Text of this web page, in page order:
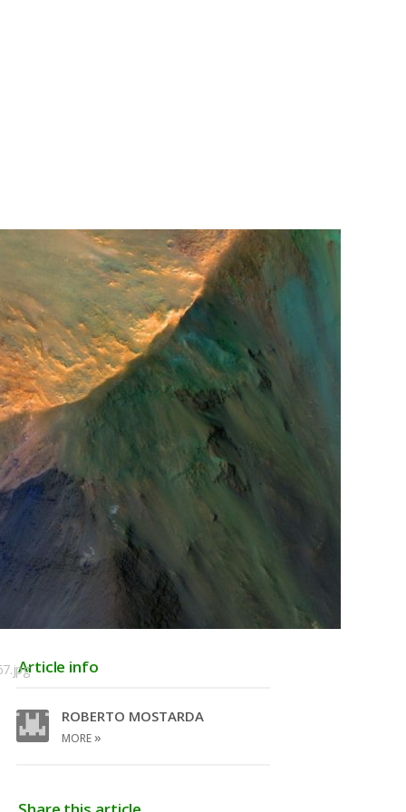
Article info
ROBERTO MOSTARDA
MORE »